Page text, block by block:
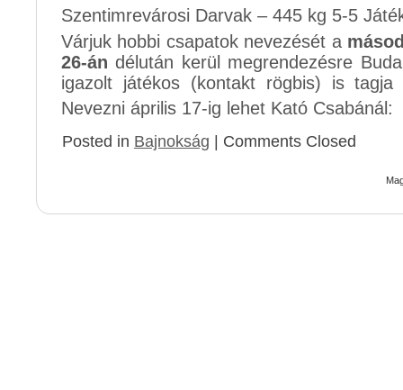
Szentimrevárosi Darvak – 445 kg 5-5
Várjuk hobbi csapatok nevezését a
26-án délután kerül megrendezésre
igazolt játékos (kontakt rögbis) is
Nevezni április 17-ig lehet Kató Csabánál:
Posted in Bajnokság | Comments Closed